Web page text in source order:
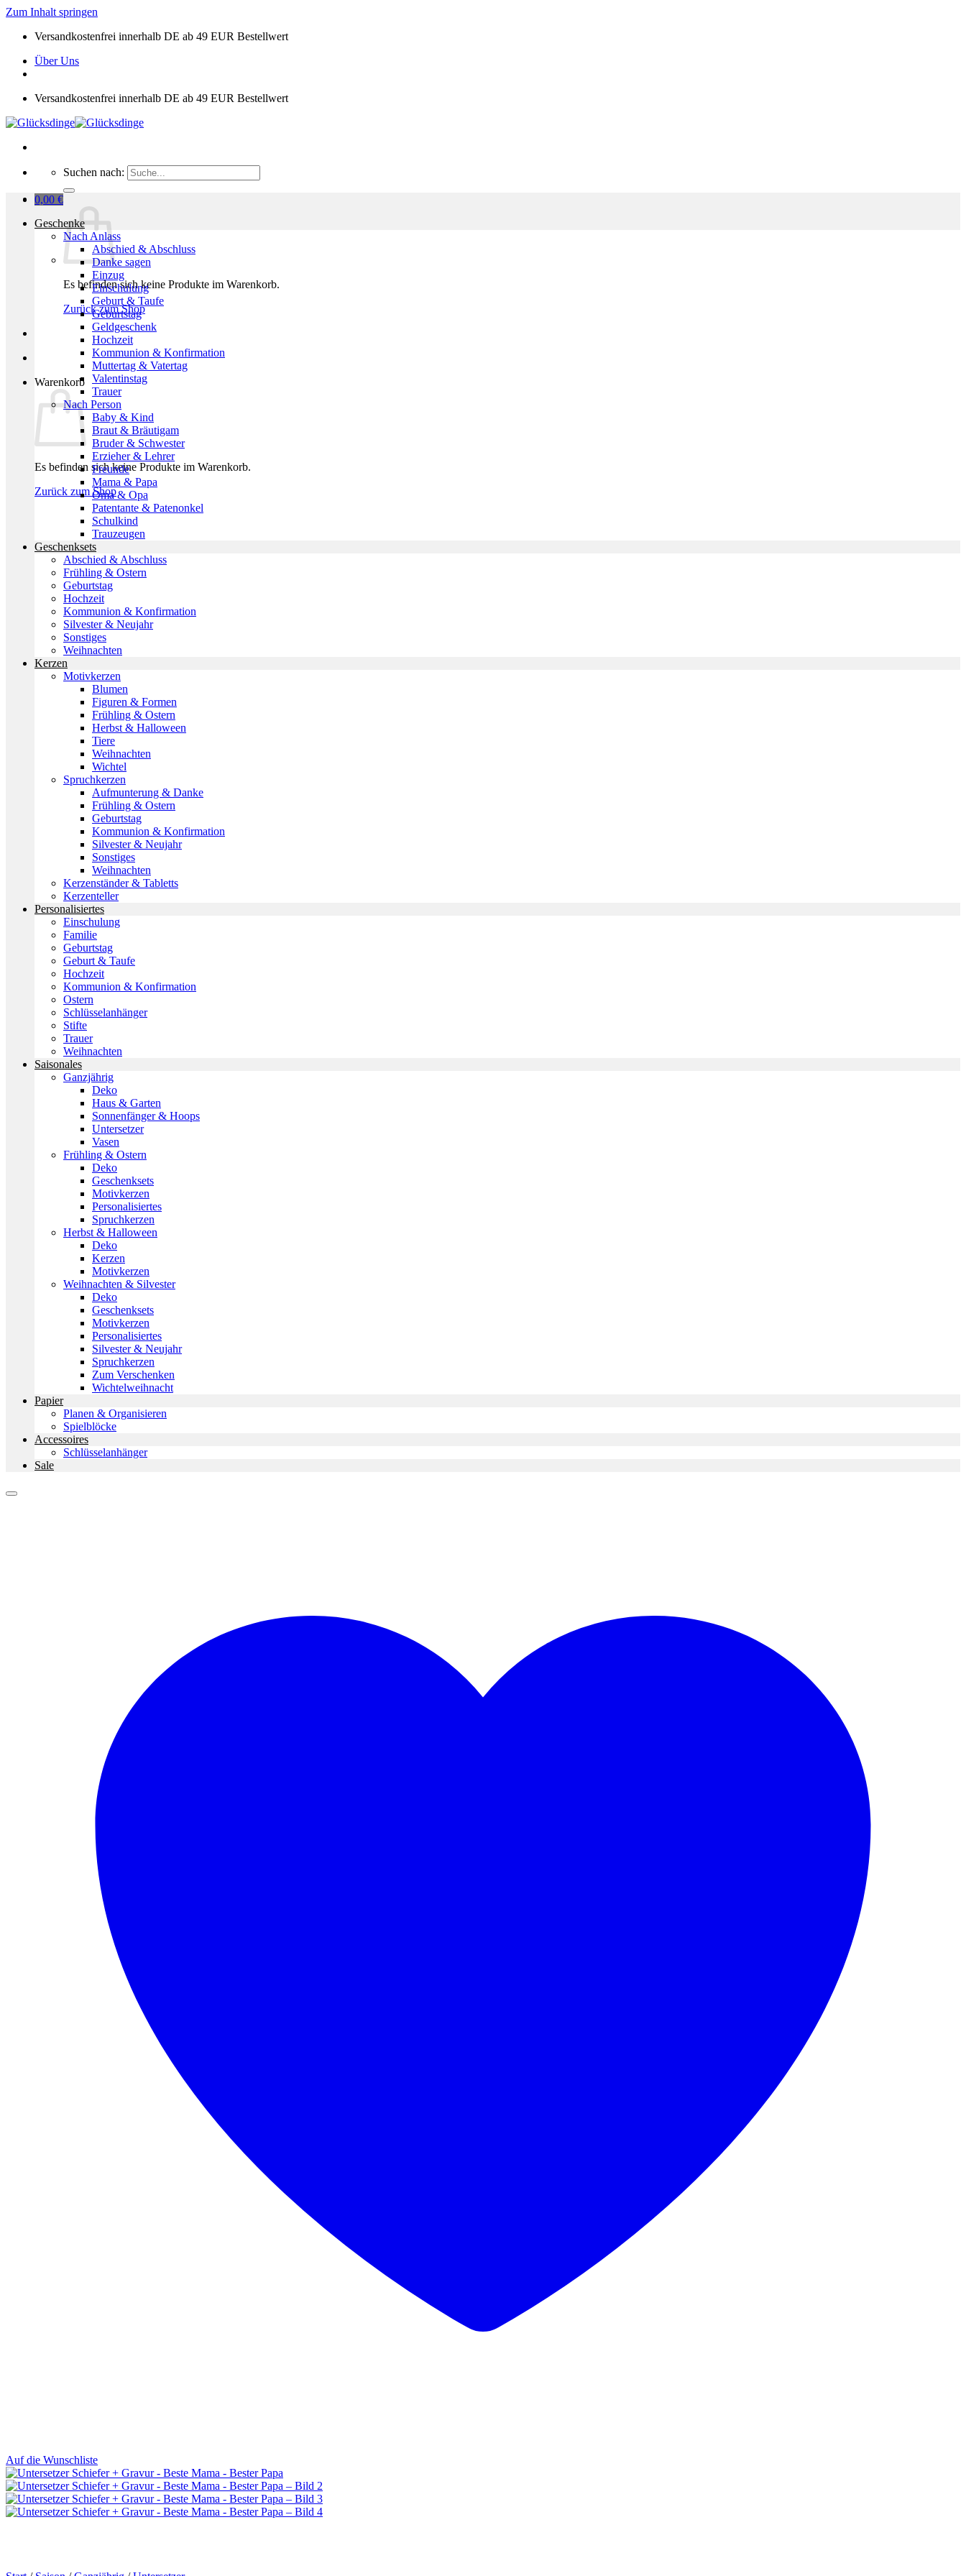
Zum Inhalt springen
Versandkostenfrei innerhalb DE ab 49 EUR Bestellwert
Über Uns
Versandkostenfrei innerhalb DE ab 49 EUR Bestellwert
Suchen nach:
0,00 €
Es befinden sich keine Produkte im Warenkorb.
Zurück zum Shop
Warenkorb
Es befinden sich keine Produkte im Warenkorb.
Zurück zum Shop
Geschenke
Nach Anlass
Abschied & Abschluss
Danke sagen
Einzug
Einschulung
Geburt & Taufe
Geburtstag
Geldgeschenk
Hochzeit
Kommunion & Konfirmation
Muttertag & Vatertag
Valentinstag
Trauer
Nach Person
Baby & Kind
Braut & Bräutigam
Bruder & Schwester
Erzieher & Lehrer
Freunde
Mama & Papa
Oma & Opa
Patentante & Patenonkel
Schulkind
Trauzeugen
Geschenksets
Abschied & Abschluss
Frühling & Ostern
Geburtstag
Hochzeit
Kommunion & Konfirmation
Silvester & Neujahr
Sonstiges
Weihnachten
Kerzen
Motivkerzen
Blumen
Figuren & Formen
Frühling & Ostern
Herbst & Halloween
Tiere
Weihnachten
Wichtel
Spruchkerzen
Aufmunterung & Danke
Frühling & Ostern
Geburtstag
Kommunion & Konfirmation
Silvester & Neujahr
Sonstiges
Weihnachten
Kerzenständer & Tabletts
Kerzenteller
Personalisiertes
Einschulung
Familie
Geburtstag
Geburt & Taufe
Hochzeit
Kommunion & Konfirmation
Ostern
Schlüsselanhänger
Stifte
Trauer
Weihnachten
Saisonales
Ganzjährig
Deko
Haus & Garten
Sonnenfänger & Hoops
Untersetzer
Vasen
Frühling & Ostern
Deko
Geschenksets
Motivkerzen
Personalisiertes
Spruchkerzen
Herbst & Halloween
Deko
Kerzen
Motivkerzen
Weihnachten & Silvester
Deko
Geschenksets
Motivkerzen
Personalisiertes
Silvester & Neujahr
Spruchkerzen
Zum Verschenken
Wichtelweihnacht
Papier
Planen & Organisieren
Spielblöcke
Accessoires
Schlüsselanhänger
Sale
Auf die Wunschliste